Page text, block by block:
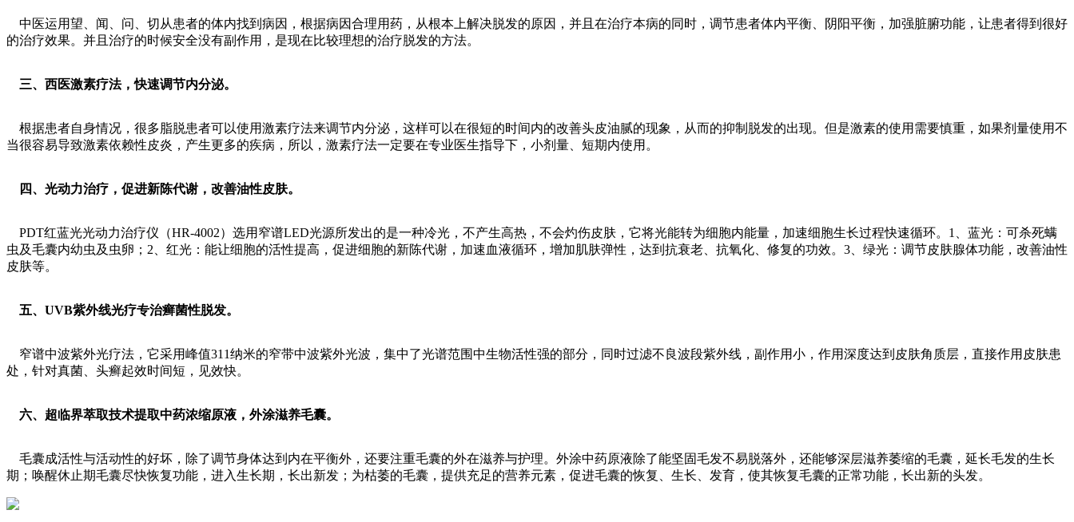
中医运用望、闻、问、切从患者的体内找到病因，根据病因合理用药，从根本上解决脱发的原因，并且在治疗本病的同时，调节患者体内平衡、阴阳平衡，加强脏腑功能，让患者得到很好
的治疗效果。并且治疗的时候安全没有副作用，是现在比较理想的治疗脱发的方法。
三、西医激素疗法，快速调节内分泌。
根据患者自身情况，很多脂脱患者可以使用激素疗法来调节内分泌，这样可以在很短的时间内的改善头皮油腻的现象，从而的抑制脱发的出现。但是激素的使用需要慎重，如果剂量使用不
当很容易导致激素依赖性皮炎，产生更多的疾病，所以，激素疗法一定要在专业医生指导下，小剂量、短期内使用。
四、光动力治疗，促进新陈代谢，改善油性皮肤。
PDT红蓝光光动力治疗仪（HR-4002）选用窄谱LED光源所发出的是一种冷光，不产生高热，不会灼伤皮肤，它将光能转为细胞内能量，加速细胞生长过程快速循环。1、蓝光：可杀死螨
虫及毛囊内幼虫及虫卵；2、红光：能让细胞的活性提高，促进细胞的新陈代谢，加速血液循环，增加肌肤弹性，达到抗衰老、抗氧化、修复的功效。3、绿光：调节皮肤腺体功能，改善油性
皮肤等。
五、UVB紫外线光疗专治癣菌性脱发。
窄谱中波紫外光疗法，它采用峰值311纳米的窄带中波紫外光波，集中了光谱范围中生物活性强的部分，同时过滤不良波段紫外线，副作用小，作用深度达到皮肤角质层，直接作用皮肤患
处，针对真菌、头癣起效时间短，见效快。
六、超临界萃取技术提取中药浓缩原液，外涂滋养毛囊。
毛囊成活性与活动性的好坏，除了调节身体达到内在平衡外，还要注重毛囊的外在滋养与护理。外涂中药原液除了能坚固毛发不易脱落外，还能够深层滋养萎缩的毛囊，延长毛发的生长
期；唤醒休止期毛囊尽快恢复功能，进入生长期，长出新发；为枯萎的毛囊，提供充足的营养元素，促进毛囊的恢复、生长、发育，使其恢复毛囊的正常功能，长出新的头发。